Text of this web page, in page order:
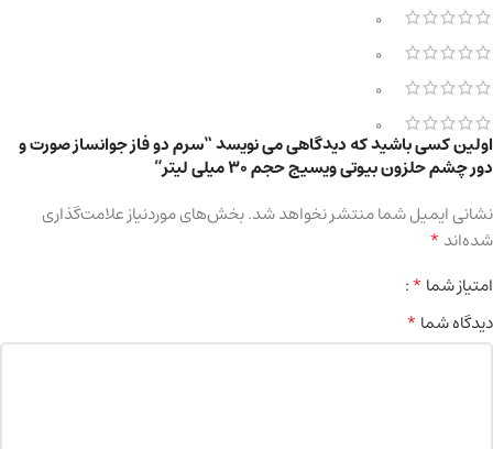
0
0
0
0
اولین کسی باشید که دیدگاهی می نویسد “سرم دو فاز جوانساز صورت و
دور چشم حلزون بیوتی ویسیج حجم 30 میلی لیتر”
نشانی ایمیل شما منتشر نخواهد شد.بخش‌های موردنیاز علامت‌گذاری
شده‌اند*
امتیاز شما*
دیدگاه شما*